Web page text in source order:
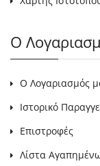
Ο
Ο Λογαριασμός
Ιστορικό
Επιστροφές
Λίστα